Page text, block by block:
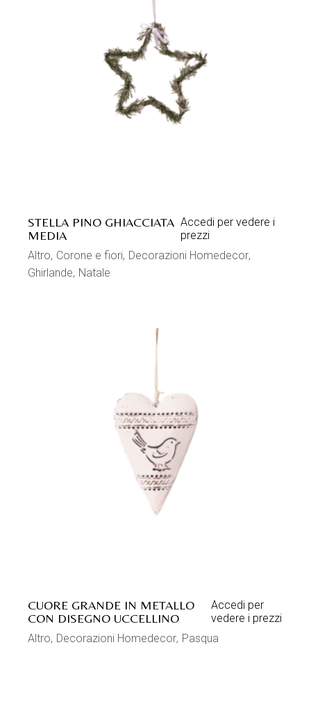
STELLA PINO GHIACCIATA
MEDIA
Accedi per vedere i
prezzi
Altro Corone e fiori Decorazioni Homedecor
Ghirlande Natale
CUORE GRANDE IN METALLO
CON DISEGNO UCCELLINO
Accedi per
vedere i prezzi
Altro Decorazioni Homedecor Pasqua